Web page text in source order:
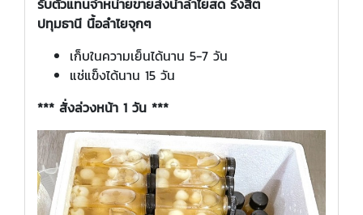
ปทุมธานี นื้อลำไยจุกๆ
เก็บในความเย็นได้นาน 5-7 วัน
แช่แข็งได้นาน 15 วัน
*** สั่งล่วงหน้า 1 วัน ***